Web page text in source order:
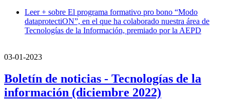
Leer + sobre El programa formativo pro bono “Modo
dataprotectiON”, en el que ha colaborado nuestra área de
Tecnologías de la Información, premiado por la AEPD
03-01-2023
Boletín de noticias - Tecnologías de la
información (diciembre 2022)